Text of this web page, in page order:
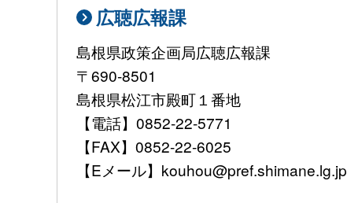
広聴広報課
島根県政策企画局広聴広報課
〒690-8501
島根県松江市殿町１番地
【電話】0852-22-5771
【FAX】0852-22-6025
【Eメール】kouhou@pref.shimane.lg.jp